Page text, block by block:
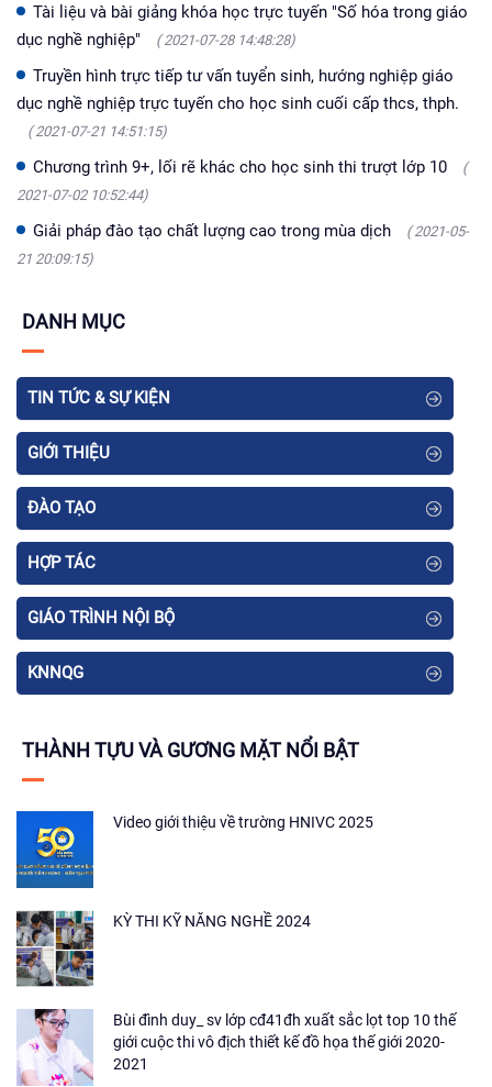
Tài liệu và bài giảng khóa học trực tuyến "Số hóa trong giáo
dục nghề nghiệp"
( 2021-07-28 14:48:28)
Truyền hình trực tiếp tư vấn tuyển sinh, hướng nghiệp giáo
dục nghề nghiệp trực tuyến cho học sinh cuối cấp thcs, thph.
( 2021-07-21 14:51:15)
Chương trình 9+, lối rẽ khác cho học sinh thi trượt lớp 10
(
2021-07-02 10:52:44)
Giải pháp đào tạo chất lượng cao trong mùa dịch
( 2021-05-
21 20:09:15)
DANH MỤC
TIN TỨC & SỰ KIỆN
GIỚI THIỆU
ĐÀO TẠO
HỢP TÁC
GIÁO TRÌNH NỘI BỘ
KNNQG
THÀNH TỰU VÀ GƯƠNG MẶT NỔI BẬT
Video giới thiệu về trường HNIVC 2025
KỲ THI KỸ NĂNG NGHỀ 2024
Bùi đình duy_ sv lớp cđ41đh xuất sắc lọt top 10 thế
giới cuộc thi vô địch thiết kế đồ họa thế giới 2020-
2021